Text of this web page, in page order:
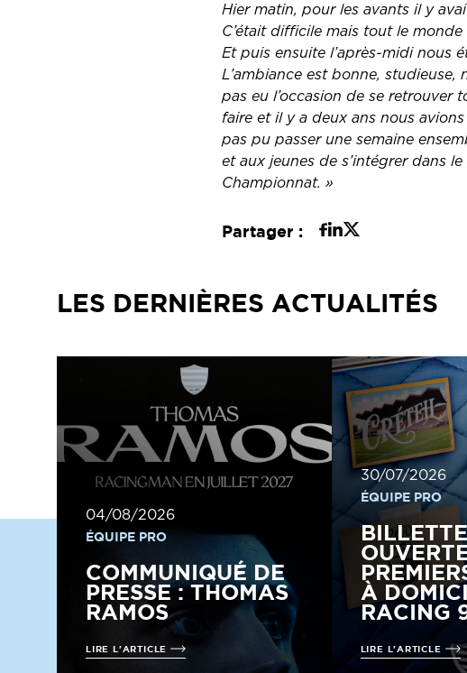
Hier matin, pour les avants il y
C’était difficile mais tout le monde
Et puis ensuite l’après-midi nous
L’ambiance est bonne, studieuse,
pas eu l’occasion de se retrouver
faire et il y a deux ans nous
pas pu passer une semaine
et aux jeunes de s’intégrer dans
Championnat. »
Partager :
LES DERNIÈRES ACTUALITÉS
04/08/2026
ÉQUIPE PRO
COMMUNIQUÉ DE
PRESSE : THOMAS
RAMOS
LIRE L'ARTICLE
30/07/2026
ÉQUIPE PRO
À
RACING
LIRE L'ARTICLE